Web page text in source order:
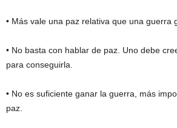
• Más vale una paz relativa que una guerra
• No basta con hablar de paz. Uno debe
para conseguirla.
• No es suficiente ganar la guerra, más
paz.